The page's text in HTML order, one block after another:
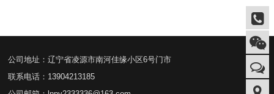
公司地址：辽宁省凌源市南河佳缘小区6号门市
联系电话：13904213185